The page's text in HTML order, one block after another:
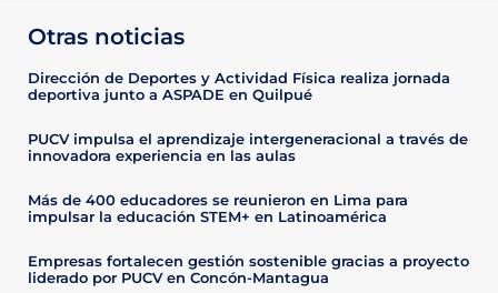
Otras noticias
Dirección de Deportes y Actividad Física realiza jornada
deportiva junto a ASPADE en Quilpué
PUCV impulsa el aprendizaje intergeneracional a través de
innovadora experiencia en las aulas
Más de 400 educadores se reunieron en Lima para
impulsar la educación STEM+ en Latinoamérica
Empresas fortalecen gestión sostenible gracias a proyecto
liderado por PUCV en Concón-Mantagua